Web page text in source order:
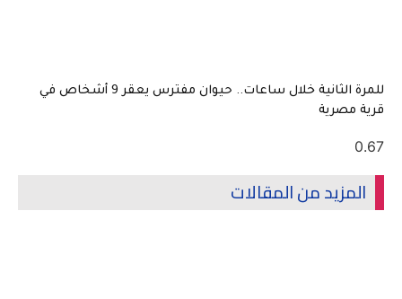
للمرة الثانية خلال ساعات.. حيوان مفترس يعقر 9 أشخاص في
من المقالات